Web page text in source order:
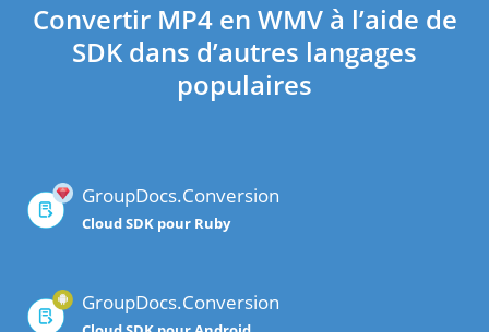
Convertir MP4 en WMV à l’aide de
SDK dans d’autres langages
populaires
GroupDocs.Conversion
Cloud SDK pour Ruby
GroupDocs.Conversion